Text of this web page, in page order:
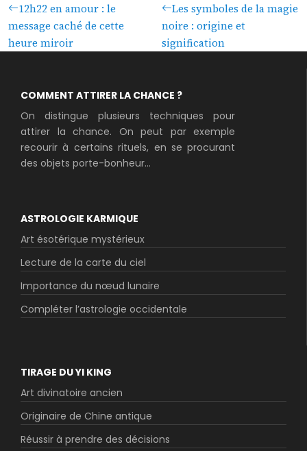
12h22 en amour : le
message caché de cette
heure miroir
Les symboles de la magie
noire : origine et
signification
COMMENT ATTIRER LA CHANCE ?
On distingue plusieurs techniques pour
attirer la chance. On peut par exemple
recourir à certains rituels, en se procurant
des objets porte-bonheur...
ASTROLOGIE KARMIQUE
Art ésotérique mystérieux
Lecture de la carte du ciel
Importance du nœud lunaire
Compléter l’astrologie occidentale
TIRAGE DU YI KING
Art divinatoire ancien
Originaire de Chine antique
Réussir à prendre des décisions